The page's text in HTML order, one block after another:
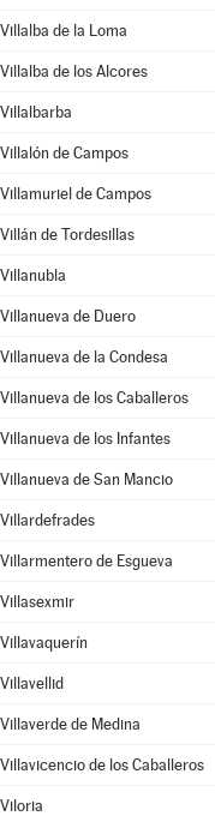
Villalba de la Loma
Villalba de los Alcores
Villalbarba
Villalón de Campos
Villamuriel de Campos
Villán de Tordesillas
Villanubla
Villanueva de Duero
Villanueva de la Condesa
Villanueva de los Caballeros
Villanueva de los Infantes
Villanueva de San Mancio
Villardefrades
Villarmentero de Esgueva
Villasexmir
Villavaquerín
Villavellid
Villaverde de Medina
Villavicencio de los Caballeros
Viloria